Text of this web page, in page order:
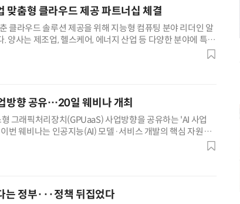
맞춤형 클라우드 제공 파트너십 체결
클라우드 솔루션 제공을 위해 지능형 컴퓨팅 분야 리더인 알
양사는 제조업, 헬스케어, 에너지 산업 등 다양한 분야에 특화
한다. 구체 협력 사안은 △산업용 클라우드 서비스
방향 공유…20일 웨비나 개최
그래픽처리장치(GPUaaS) 사업방향을 공유하는 'AI 사업
번 웨비나는 인공지능(AI) 모델·서비스 개발의 핵심 자원인
업에 대한 높아지는 관심에 대응하
는 정부···정책 뒤집었다